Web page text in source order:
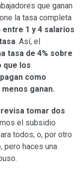
que ganan
la tasa completa
1 y 4 salarios
. Así, el
tasa de 4% sobre
que los
como
ganan.
tomar dos
el subsidio
todos; o, por otro
pero haces una